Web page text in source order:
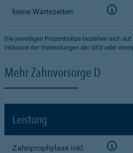
keine Wartezeiten
Die jeweiligen Prozentsätze beziehen sich
inklusive der Vorleistungen der GKV oder
Mehr Zahnvorsorge D
Leistung
Zahnprophylaxe inkl.